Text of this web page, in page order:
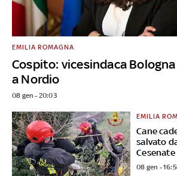
Cospito: vicesindaca
a Nordio
EMILIA ROMAGNA
08 gen - 20:03
Cane
salvato
Cesenate
EMILIA
08 gen -